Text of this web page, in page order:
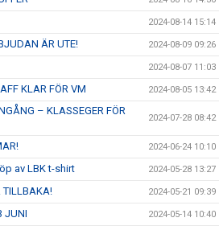
2024-08-14 15:14
ÄR UTE! 2024-08-09 09:26
2024-08-07 11:03
KLAR FÖR VM 2024-08-05 13:42
– KLASSEGER FÖR
2024-07-28 08:42
2024-06-24 10:10
av LBK t-shirt 2024-05-28 13:27
TILLBAKA! 2024-05-21 09:39
JUNI 2024-05-14 10:40